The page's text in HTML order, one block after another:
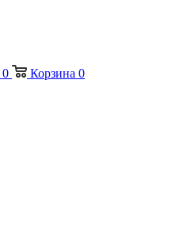
0 Корзина 0